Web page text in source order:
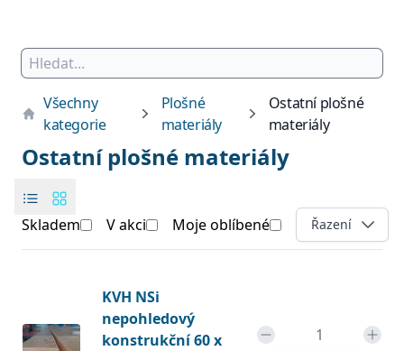
Všechny
kategorie
Plošné
materiály
Ostatní plošné
materiály
Ostatní plošné materiály
Skladem V akci Moje oblíbené Open options
Řazení
KVH NSi
nepohledový
konstrukční 60 x